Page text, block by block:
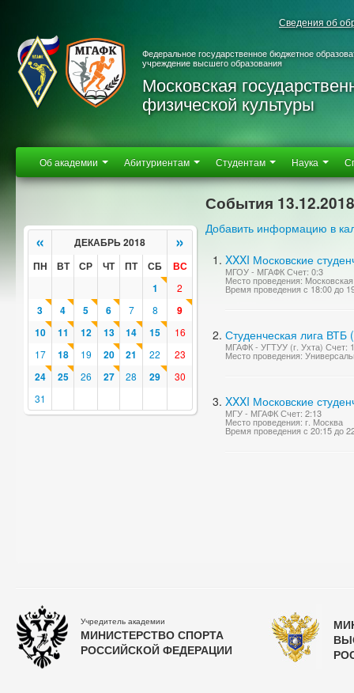
Сведения об
Федеральное государственное бюджетное
учреждение высшего образования
Московская
физической культуры
Об академии Абитуриентам Студентам Наука
« ДЕКАБРЬ 2018 »
ПН ВТ СР ЧТ ПТ СБ
ВС
1
2
3 4 5 6 7 8
9
10
11 12 13 14 15
16
17
18 19 20 21 22 23
24 25 26 27 28 29
30
31
События 13.12.2018
Добавить информацию в
XXXI Московские
МГОУ - МГАФК Счет: 0:3
Место проведения:
Время проведения с 18:00 до
Студенческая лига ВТБ
МГАФК - УГТУУ (г. Ухта) Счет:
Место проведения:
XXXI Московские
МГУ - МГАФК Счет: 2:13
Место проведения: г. Москва
Время проведения с 20:15 до
Учредитель академии
МИНИСТЕРСТВО СПОРТА
РОССИЙСКОЙ ФЕДЕРАЦИИ